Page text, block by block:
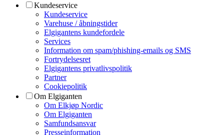
Kundeservice
Kundeservice
Varehuse / åbningstider
Elgigantens kundefordele
Services
Information om spam/phishing-emails og SMS
Fortrydelsesret
Elgigantens privatlivspolitik
Partner
Cookiepolitik
Om Elgiganten
Om Elkjøp Nordic
Om Elgiganten
Samfundsansvar
Presseinformation